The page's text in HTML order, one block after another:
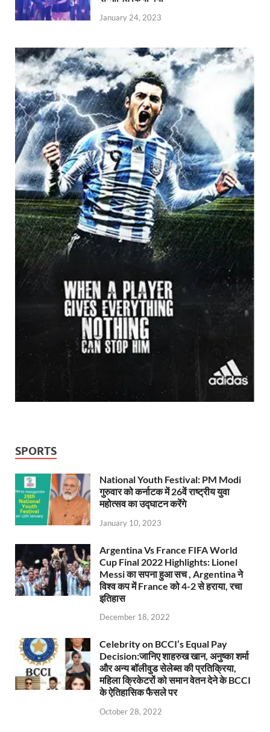
January 24, 2023
SPORTS
National Youth Festival: PM Modi
गुरुवार को कर्नाटक में 26वें राष्ट्रीय युवा
महोत्सव का उद्घाटन करेंगे
January 10, 2023
Argentina Vs France FIFA World
Cup Final 2022 Highlights: Lionel
Messi का सपना हुआ सच , Argentina ने
विश्व कप में France को 4-2 से हराया, रचा
इतिहास
December 18, 2022
Celebrity on BCCI’s Equal Pay
Decision:जानिए शाहरुख खान, अनुष्का शर्मा
और अन्य बॉलीवुड सेलेब्स की प्रतिक्रिया,
महिला क्रिकेटरों को समान वेतन देने के BCCI
के ऐतिहासिक फैसले पर
October 28, 2022